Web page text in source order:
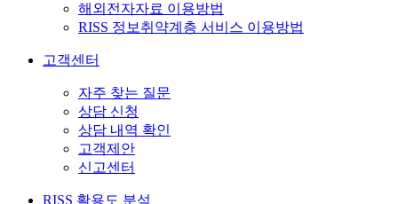
해외전자자료 이용방법
RISS 정보취약계층 서비스 이용방법
고객센터
자주 찾는 질문
상담 신청
상담 내역 확인
고객제안
신고센터
RISS 활용도 분석